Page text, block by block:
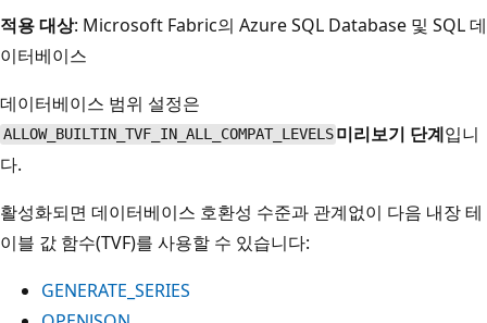
적용 대상: Microsoft Fabric의 Azure SQL Database 및 SQL 데
이터베이스
데이터베이스 범위 설정은
ALLOW_BUILTIN_TVF_IN_ALL_COMPAT_LEVELS 미리보기 단계입니
다.
활성화되면 데이터베이스 호환성 수준과 관계없이 다음 내장 테
이블 값 함수(TVF)를 사용할 수 있습니다:
GENERATE_SERIES